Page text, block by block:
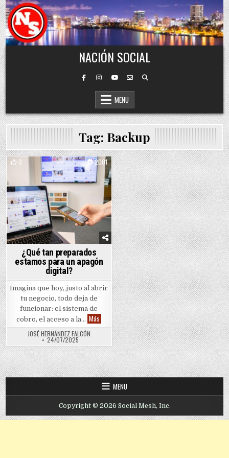
Skip to content
NACIÓN SOCIAL
MENU
Tag: Backup
0 2001
¿Qué tan preparados
estamos para un apagón
digital?
Imagina que hoy, justo al abrir
tu negocio, todo deja de
funcionar: el sistema de
cobro, el acceso a la… Más ¿Qué tan preparados estamos para un apagón
JOSÉ HERNÁNDEZ FALCÓN
24/07/2025
MENU
Copyright © 2026 Social Mesh, Inc.